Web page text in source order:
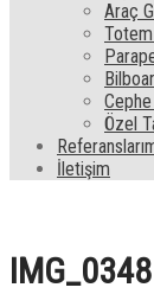
Araç
Totem
Özel
İletişim
IMG_0348